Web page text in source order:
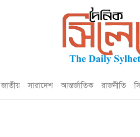
জাতীয় সারাদেশ আন্তর্জাতিক রাজনীতি